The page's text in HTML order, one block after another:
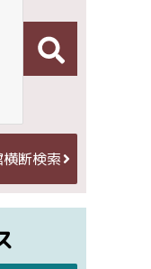
断検索